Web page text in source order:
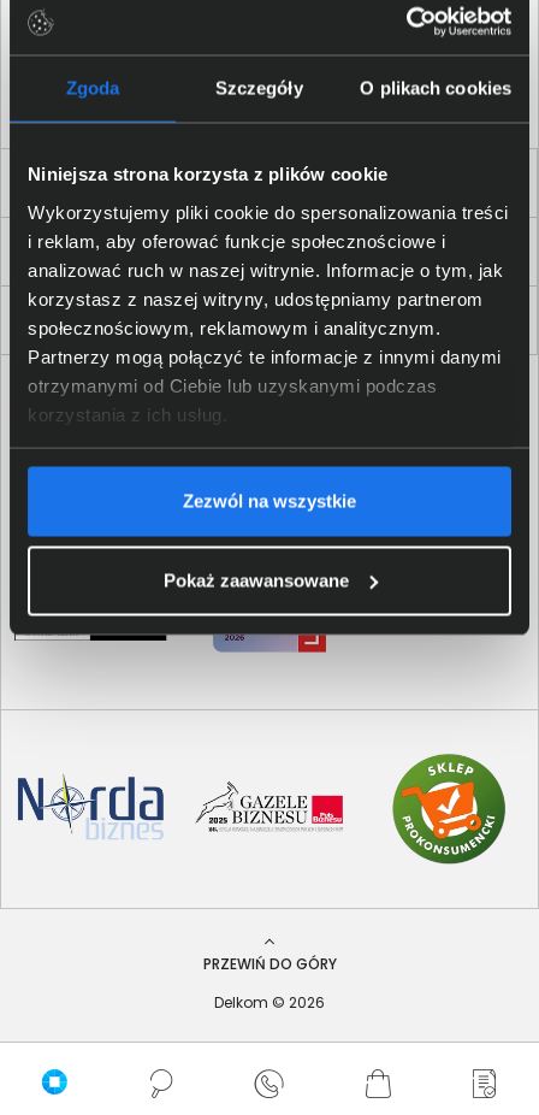
Zgoda Szczegóły O plikach cookies
Niniejsza strona korzysta z plików cookie
Wykorzystujemy pliki cookie do spersonalizowania treści
i reklam, aby oferować funkcje społecznościowe i
analizować ruch w naszej witrynie. Informacje o tym, jak
korzystasz z naszej witryny, udostępniamy partnerom
społecznościowym, reklamowym i analitycznym.
Partnerzy mogą połączyć te informacje z innymi danymi
otrzymanymi od Ciebie lub uzyskanymi podczas
korzystania z ich usług.
Zezwól na wszystkie
Pokaż zaawansowane
Dla Firm i Instytucji
Zakupy
Delkom 2000
PRZEWIŃ DO GÓRY
Delkom © 2026